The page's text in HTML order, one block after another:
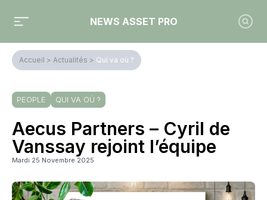
NEWS ASSET PRO
Accueil > Actualités > Qui va où ?
PEOPLE QUI VA OÙ ?
Aecus Partners – Cyril de
Vanssay rejoint l’équipe
Mardi 25 Novembre 2025